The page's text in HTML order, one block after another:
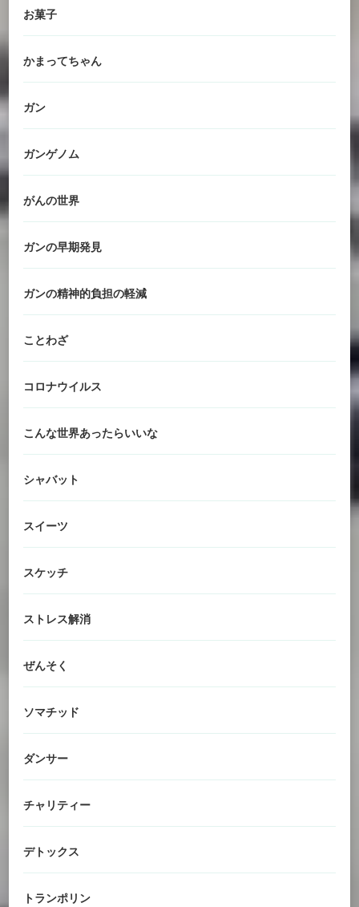
お菓子
かまってちゃん
ガン
ガンゲノム
がんの世界
ガンの早期発見
ガンの精神的負担の軽減
ことわざ
コロナウイルス
こんな世界あったらいいな
シャバット
スイーツ
スケッチ
ストレス解消
ぜんそく
ソマチッド
ダンサー
チャリティー
デトックス
トランポリン